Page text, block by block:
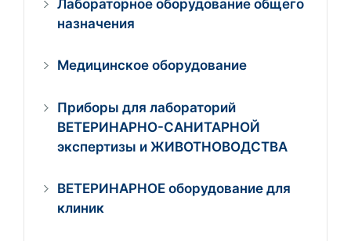
Лабораторное оборудование общего
назначения
Медицинское оборудование
Приборы для лабораторий
ВЕТЕРИНАРНО-САНИТАРНОЙ
экспертизы и ЖИВОТНОВОДСТВА
ВЕТЕРИНАРНОЕ оборудование для
клиник